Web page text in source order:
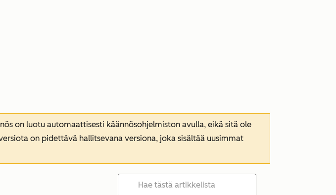
on luotu automaattisesti käännösohjelmiston avulla, eikä sitä ole
on pidettävä hallitsevana versiona, joka sisältää uusimmat